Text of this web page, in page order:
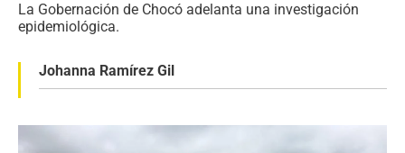
La Gobernación de Chocó adelanta una investigación
epidemiológica.
Johanna Ramírez Gil